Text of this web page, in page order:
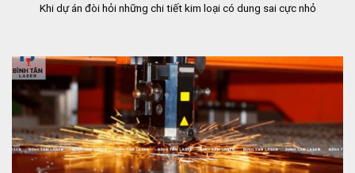
Khi dự án đòi hỏi những chi tiết kim loại có dung sai cực nhỏ